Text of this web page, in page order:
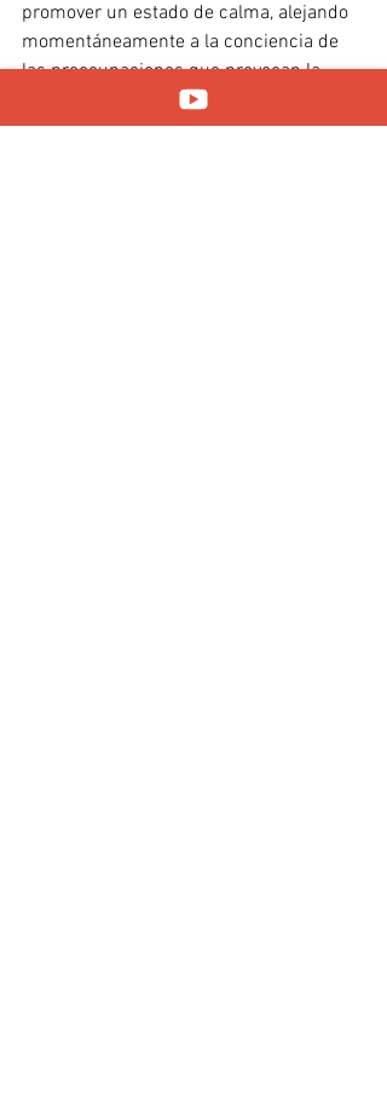
promover un estado de calma, alejando
momentáneamente a la conciencia de
las preocupaciones que provocan la
ansiedad. Para mayor información,
enviar consulta vía inbox.